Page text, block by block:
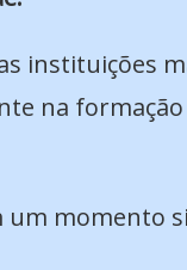
instituições
na
um momento